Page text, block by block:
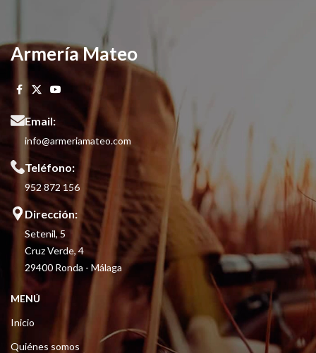
Armería Mateo
Email:
info@armeriamateo.com
Teléfono:
952 872 156
Dirección:
Setenil, 5
Cruz Verde, 4
29400 Ronda - Málaga
MENÚ
Inicio
Quiénes somos